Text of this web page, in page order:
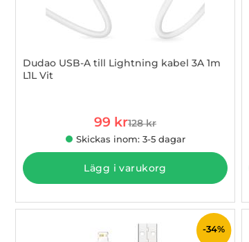
Dudao USB-A till Lightning kabel 3A 1m
L1L Vit
rea pris
99 krtidigare pris
128 kr
Skickas inom: 3-5 dagar
Lägg i varukorg
-34%